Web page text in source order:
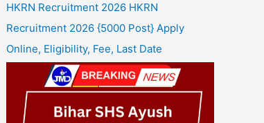
HKRN Recruitment 2026 HKRN
Recruitment 2026 {5000 Post} Apply
Online, Eligibility, Fee, Last Date